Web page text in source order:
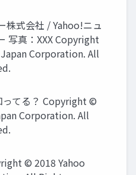
株式会社 / Yahoo!ニュ
写真：XXX Copyright
Corporation. All
ってる？ Copyright ©
Corporation. All
© 2018 Yahoo